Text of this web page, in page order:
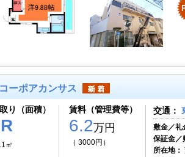
ーポアカンサス
り（面積）
㎡
賃料（管理費等）
6.2万円
（ 3000円）
交通：
敷金／礼
保証金／
所在地：